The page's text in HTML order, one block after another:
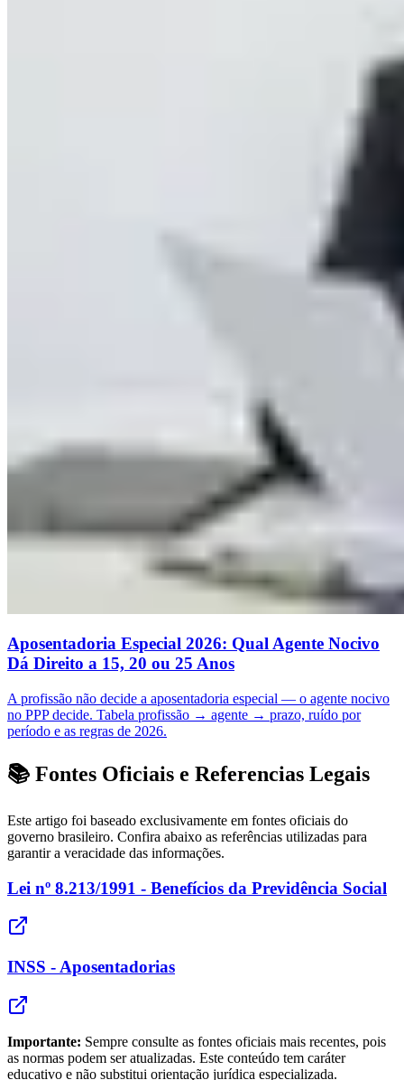
Aposentadoria Especial 2026: Qual Agente Nocivo
Dá Direito a 15, 20 ou 25 Anos
A profissão não decide a aposentadoria especial — o agente nocivo
no PPP decide. Tabela profissão → agente → prazo, ruído por
período e as regras de 2026.
📚 Fontes Oficiais e Referencias Legais
Este artigo foi baseado exclusivamente em fontes oficiais do
governo brasileiro. Confira abaixo as referências utilizadas para
garantir a veracidade das informações.
Lei nº 8.213/1991 - Benefícios da Previdência Social
INSS - Aposentadorias
Importante: Sempre consulte as fontes oficiais mais recentes, pois
as normas podem ser atualizadas. Este conteúdo tem caráter
educativo e não substitui orientação jurídica especializada.